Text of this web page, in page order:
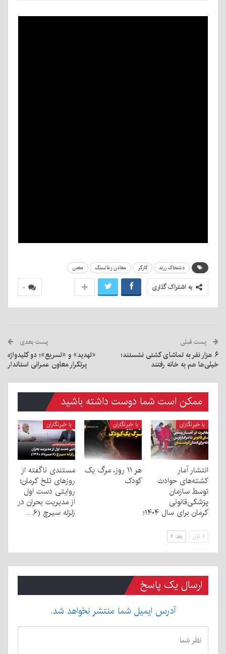
دشتخاک زرند کارگر معادن زغالسنگ معدن
۰ به اشتراک گذاری
پست قبلی
۶ هزار نفر به تماشای کشتی نشستند؛
خیلی‌ها هم به خانه رفتند
پست بعدی
«تهدید» و «تسریع»؛ دو کلیدواژه
پرتکرار معاون عمرانی استاندار
ممکن است شما دوست داشته باشید
با خبرنگاران
انتشار آمار
کشته‌های حوادث
توسط سازمان
پزشکی‌قانونی
کرمان برای سال ۱۴۰۴؛
با خبرنگاران
هر ۱۱ روز، مرگ یک
کودک
با خبرنگاران
مستندی ناگفته از
روزهای تلخ کرمان؛
روایتی دست اول
از مدیریت بحران در
زلزله سیرچ (۶…
قبل بعد
ارسال یک پاسخ
آدرس ایمیل شما منتشر نخواهد شد.